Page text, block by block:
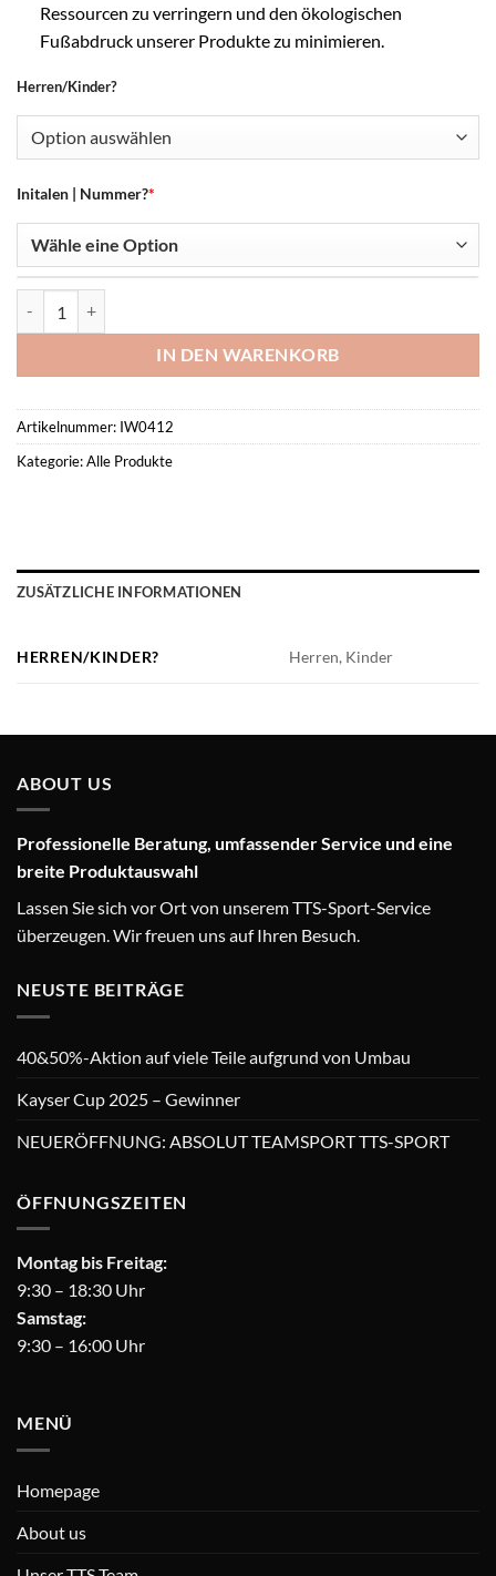
Ressourcen zu verringern und den ökologischen
Fußabdruck unserer Produkte zu minimieren.
Herren/Kinder?
*
Initalen | Nummer?
IN DEN WARENKORB
Artikelnummer: IW0412
Kategorie:Alle Produkte
ZUSÄTZLICHE INFORMATIONEN
HERREN/KINDER? Herren, Kinder
ABOUT US
Professionelle Beratung, umfassender Service und eine
breite Produktauswahl
Lassen Sie sich vor Ort von unserem TTS-Sport-Service
überzeugen. Wir freuen uns auf Ihren Besuch.
NEUSTE BEITRÄGE
40&50%-Aktion auf viele Teile aufgrund von Umbau
Kayser Cup 2025 – Gewinner
NEUERÖFFNUNG: ABSOLUT TEAMSPORT TTS-SPORT
ÖFFNUNGSZEITEN
Montag bis Freitag:
9:30 – 18:30 Uhr
Samstag:
9:30 – 16:00 Uhr
MENÜ
Homepage
About us